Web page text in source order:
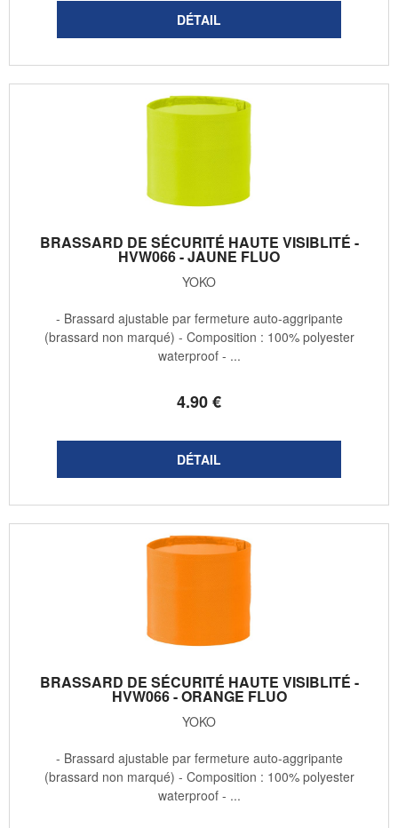
BRASSARD DE SÉCURITÉ HAUTE VISIBLITÉ -
HVW066 - JAUNE FLUO
YOKO
4.90€
- Brassard ajustable par fermeture auto-aggripante
(brassard non marqué) - Composition : 100% polyester
waterproof - ...
BRASSARD DE SÉCURITÉ HAUTE VISIBLITÉ -
HVW066 - ORANGE FLUO
YOKO
- Brassard ajustable par fermeture auto-aggripante
(brassard non marqué) - Composition : 100% polyester
waterproof - ...